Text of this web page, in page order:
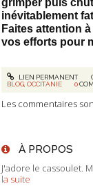
grimper puis
inévitablement
Faites attention
vos efforts pour
LIEN PERMANENT
BLOG ,OCCITANIE 0
Les commentaires
À PROPOS
J'adore le cassoulet.
la suite